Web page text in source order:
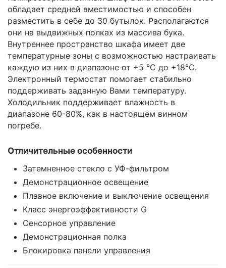
обладает средней вместимостью и способен
разместить в себе до 30 бутылок. Располагаются
они на выдвижных полках из массива бука.
Внутреннее пространство шкафа имеет две
температурные зоны с возможностью настраивать
каждую из них в диапазоне от +5 °C до +18°C.
Электронный термостат помогает стабильно
поддерживать заданную Вами температуру.
Холодильник поддерживает влажность в
диапазоне 60-80%, как в настоящем винном
погребе.
Отличительные особенности
Затемненное стекло с УФ-фильтром
Демонстрационное освещение
Плавное включение и выключение освещения
Класс энергоэффективности G
Сенсорное управление
Демонстрационная полка
Блокировка панели управления